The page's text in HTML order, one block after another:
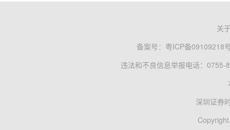
关
备案号： 粤ICP备09109218
违法和不良信息举报电话：0755-
深圳证券